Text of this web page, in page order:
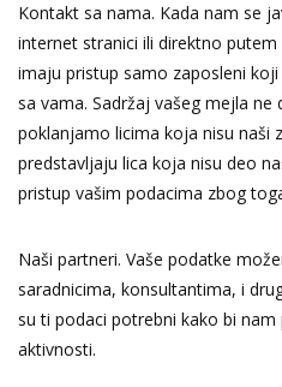
Kontakt sa nama. Kada nam se
internet stranici ili direktno
imaju pristup samo zaposleni
sa vama. Sadržaj vašeg mejla
poklanjamo licima koja nisu naši
predstavljaju lica koja nisu deo
pristup vašim podacima zbog
Naši partneri. Vaše podatke
saradnicima, konsultantima, i
su ti podaci potrebni kako bi
aktivnosti.